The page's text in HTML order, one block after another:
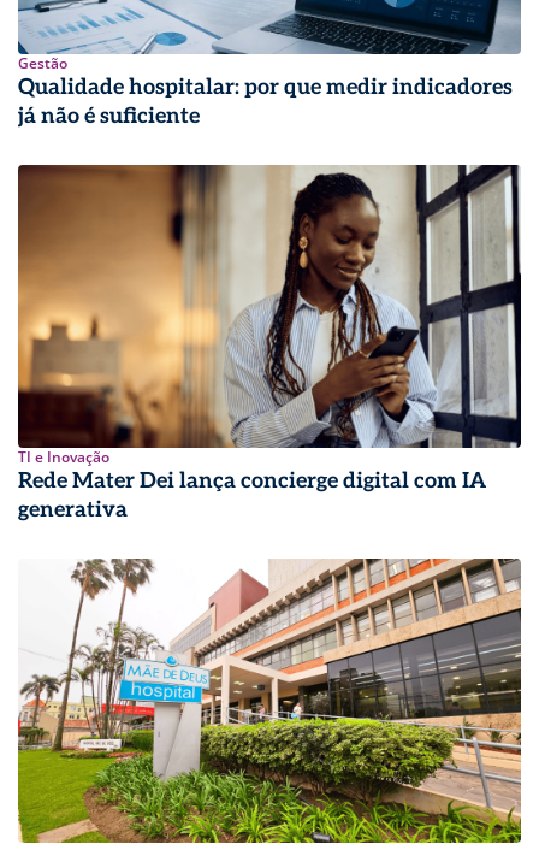
Gestão
Qualidade hospitalar: por que medir indicadores
já não é suficiente
TI e Inovação
Rede Mater Dei lança concierge digital com IA
generativa